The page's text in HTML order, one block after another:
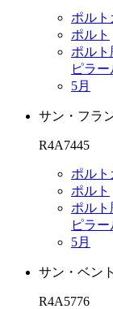
ポルト
ポルト
ポルト
ピラ
5月
サン・フラ
R4A7445
ポルト
ポルト
ポルト
ピラ
5月
サン・ベン
R4A5776